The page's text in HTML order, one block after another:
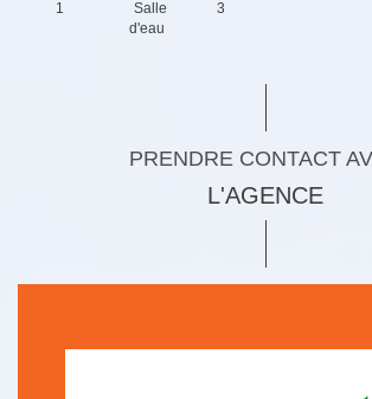
1
Salle
d'eau
3
PRENDRE CONTACT
L'AGENCE